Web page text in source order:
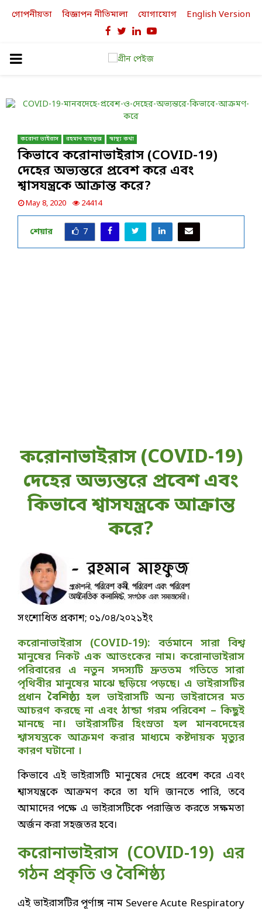
গোপনীয়তা বিজ্ঞাপন নীতিমালা যোগাযোগ English Version
Facebook
TwitterLinkedinYoutube
PRIMARY
করোনা ভাইরাস রহমান মাহফুজ স্বাস্থ্য কথা
কিভাবে করোনাভাইরাস (COVID-19)
দেহের অভ্যন্তরে প্রবেশ করে এবং
শ্বাসযন্ত্রকে আক্রান্ত করে?
May 8, 2020 24414
শেয়ার 7
করোনাভাইরাস (COVID-19)
দেহের অভ্যন্তরে প্রবেশ এবং
কিভাবে শ্বাসযন্ত্রকে আক্রান্ত
করে?
সংশোধিত প্রকাশ; ০১/০৪/২০২১ইং
করোনাভাইরাস (COVID-19): বর্তমানে সারা বিশ্ব
মানুষের নিকট এক আতংকের নাম। করোনাভাইরাস
পরিবারের এ নতুন সদস্যটি দ্রুততম গতিতে সারা
পৃথিবীর মানুষের মাঝে ছড়িয়ে পড়ছে। এ ভাইরাসটির
প্রধানবৈশিষ্ঠ্য হল ভাইরাসটি অন্য ভাইরাসের মত
আচরণ করছে না এবং ঠান্ডা গরম পরিবেশ – কিছুই
মানছে না। ভাইরাসটির হিংস্রতা হল মানবদেহের
শ্বাসযন্ত্রকে আক্রমণ করার মাধ্যমে কষ্টদায়ক মৃত্যুর
কারণ ঘটানো ।
কিভাবে এই ভাইরাসটি মানুষের দেহে প্রবেশ করে এবং
শ্বাসযন্ত্রকে আক্রমণ করে তা যদি জানতে পারি, তবে
আমাদের পক্ষে এ ভাইরাসটিকে পরাজিত করতে সক্ষমতা
অর্জন করা সহজতর হবে।
করোনাভাইরাস (COVID-19) এর
গঠন প্রকৃতি ও বৈশিষ্ঠ্য
এই ভাইরাসটির পূর্ণাঙ্গ নাম Severe Acute Respiratory